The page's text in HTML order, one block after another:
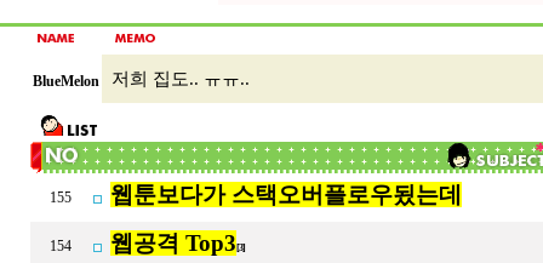
BlueMelon 저희 집도.. ㅠㅠ..
155 웹툰보다가 스택오버플로우됬는데
154 웹공격 Top3 [3]